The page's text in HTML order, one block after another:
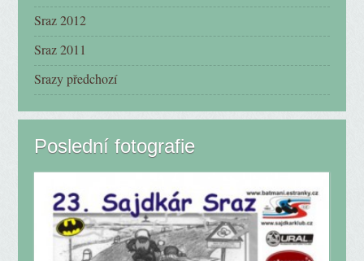
Sraz 2012
Sraz 2011
Srazy předchozí
Poslední fotografie